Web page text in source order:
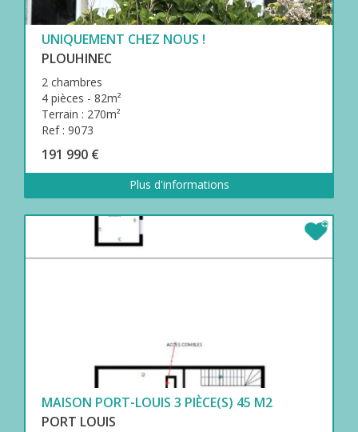
UNIQUEMENT CHEZ NOUS !
PLOUHINEC
2 chambres
4 pièces - 82m²
Terrain : 270m²
Ref : 9073
191 990 €
Plus d'informations
MAISON PORT-LOUIS 3 PIÈCE(S) 45 M2
PORT LOUIS